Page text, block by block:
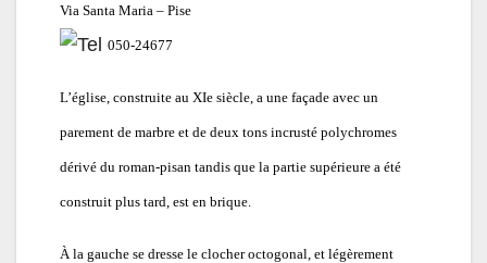
Via Santa Maria – Pise
050-24677
L’église, construite au XIe siècle, a une façade avec un
parement de marbre et de deux tons incrusté polychromes
dérivé du roman-pisan tandis que la partie supérieure a été
construit plus tard, est en brique.
À la gauche se dresse le clocher octogonal, et légèrement